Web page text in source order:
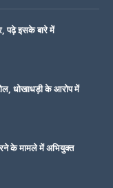
पढ़े इसके बारे में
धोखाधड़ी के आरोप में
के मामले में अभियुक्त